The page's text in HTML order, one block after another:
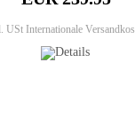
USt Internationale